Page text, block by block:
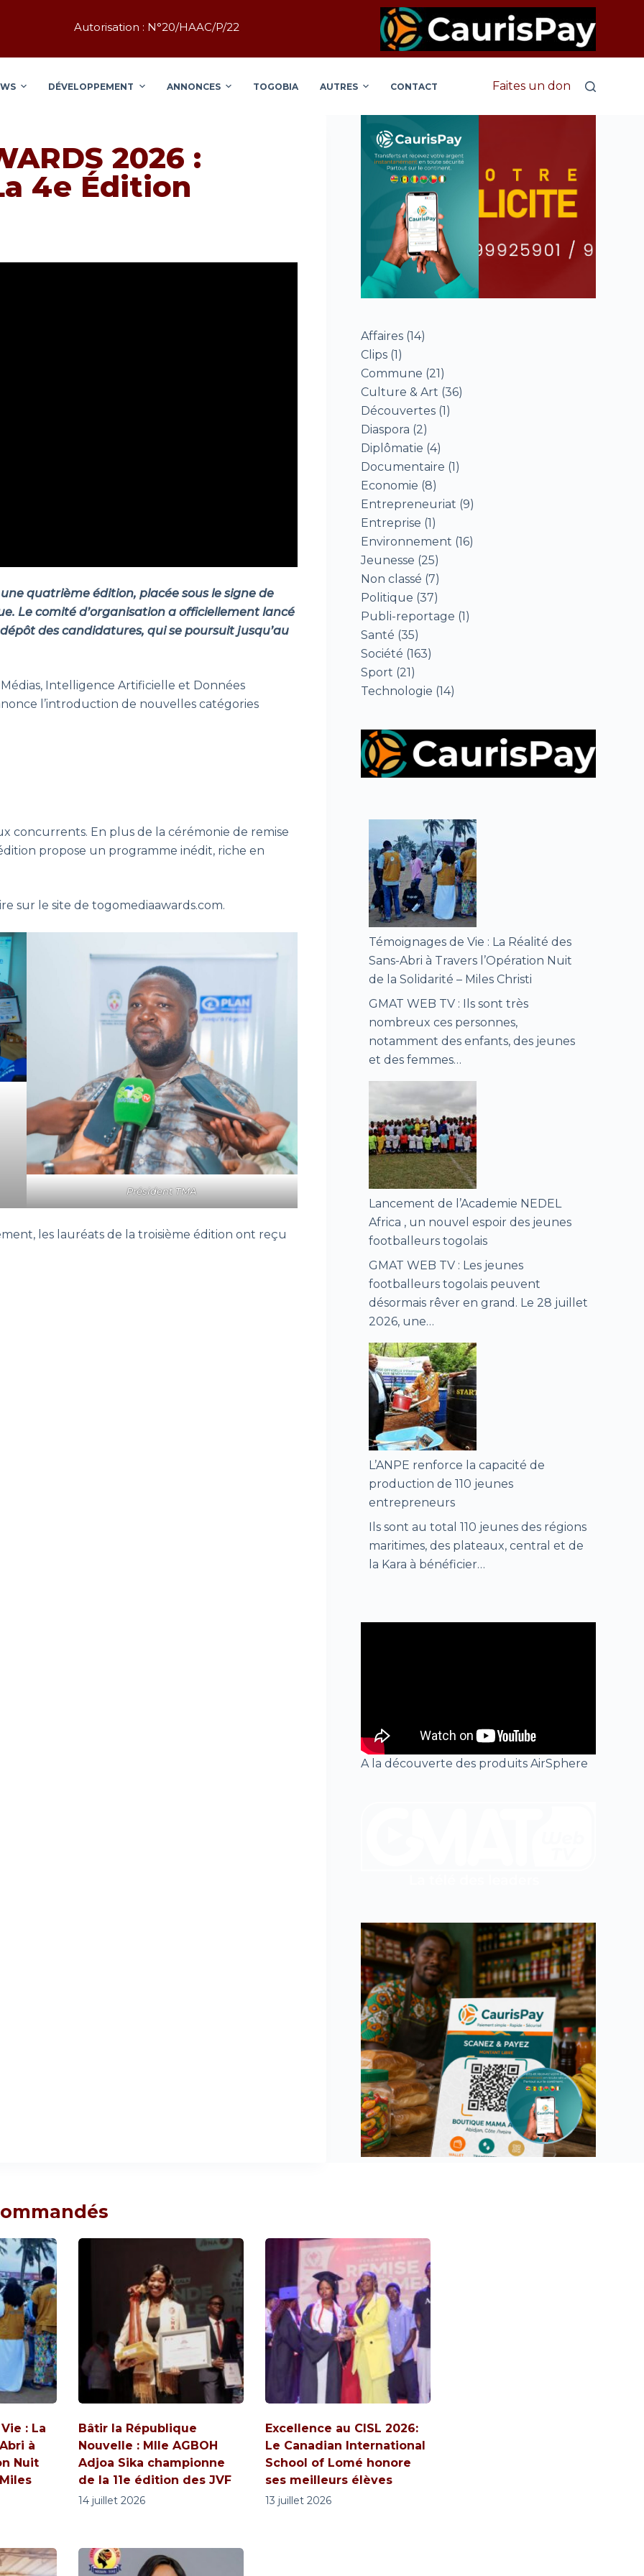
Autorisation : N°20/HAAC/P/22
DÉVELOPPEMENT ANNONCES TOGOBIA AUTRES CONTACT Faites un don
2026 :
4e Édition
quatrième édition, placée sous le signe de
Le comité d’organisation a officiellement lancé
des candidatures, qui se poursuit jusqu’au
Intelligence Artificielle et Données
l’introduction de nouvelles catégories
concurrents. En plus de la cérémonie de remise
propose un programme inédit, riche en
sur le site de togomediaawards.com.
Président TMA
les lauréats de la troisième édition ont reçu
Affaires (14)
Clips (1)
Commune (21)
Culture & Art (36)
Découvertes (1)
Diaspora (2)
Diplômatie (4)
Documentaire (1)
Economie (8)
Entrepreneuriat (9)
Entreprise (1)
Environnement (16)
Jeunesse (25)
Non classé (7)
Politique (37)
Publi-reportage (1)
Santé (35)
Société (163)
Sport (21)
Technologie (14)
Témoignages de Vie : La Réalité des
Sans-Abri à Travers l’Opération Nuit
de la Solidarité – Miles Christi
GMAT WEB TV : Ils sont très
nombreux ces personnes,
notamment des enfants, des jeunes
et des femmes…
Lancement de l’Academie NEDEL
Africa , un nouvel espoir des jeunes
footballeurs togolais
GMAT WEB TV : Les jeunes
footballeurs togolais peuvent
désormais rêver en grand. Le 28 juillet
2026, une…
L’ANPE renforce la capacité de
production de 110 jeunes
entrepreneurs
Ils sont au total 110 jeunes des régions
maritimes, des plateaux, central et de
la Kara à bénéficier…
A la découverte des produits AirSphere
: La
à
Nuit
Bâtir la République
Nouvelle : Mlle AGBOH
Adjoa Sika championne
de la 11e édition des JVF
14 juillet 2026
Excellence au CISL 2026:
Le Canadian International
School of Lomé honore
ses meilleurs élèves
13 juillet 2026